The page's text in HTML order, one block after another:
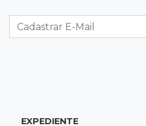
lugar no Brasileirão
18:33Em 2022
EXPEDIENTE